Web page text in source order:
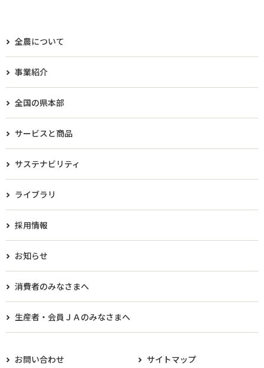
全農について
事業紹介
全国の県本部
サービスと商品
サステナビリティ
ライブラリ
採用情報
お知らせ
消費者のみなさまへ
生産者・会員ＪＡのみなさまへ​
お問い合わせ サイトマップ